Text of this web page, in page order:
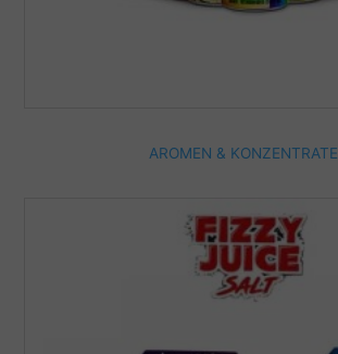
AROMEN & KONZENTRATE